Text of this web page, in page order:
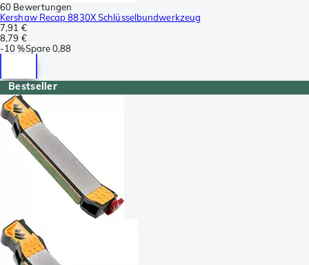
60 Bewertungen
Kershaw Recap 8830X Schlüsselbundwerkzeug
7,91 €
8,79 €
-10 %Spare0,88
Bestseller